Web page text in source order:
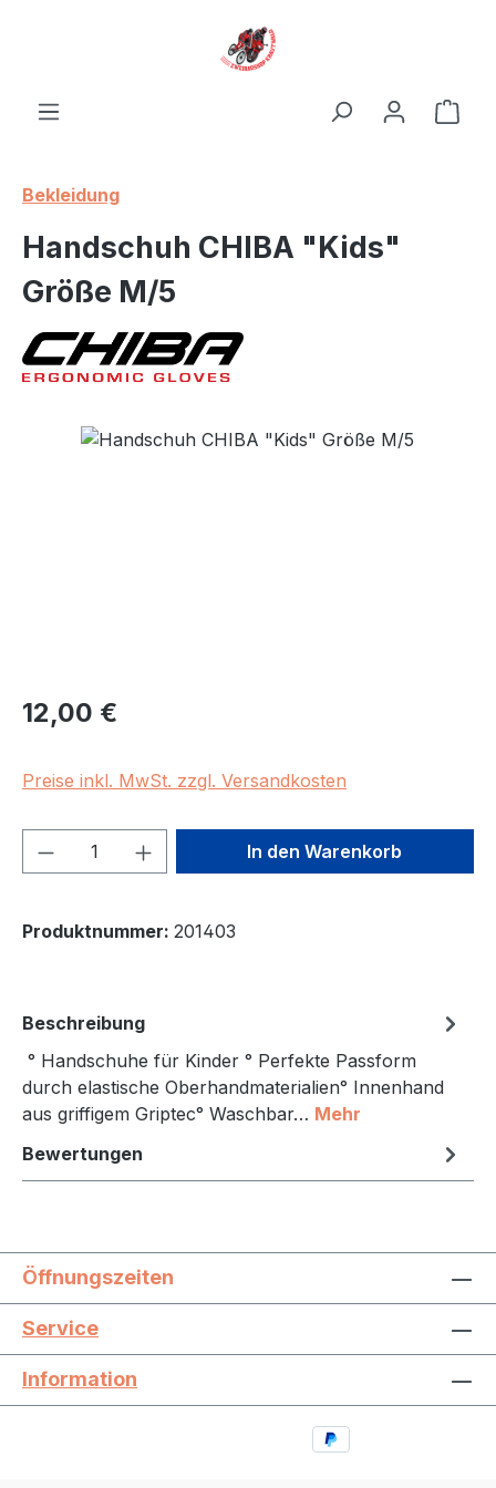
Bekleidung
Handschuh CHIBA "Kids"
Größe M/5
Bildergalerie überspringen
Regulärer Preis:
12,00 €
Preise inkl. MwSt. zzgl. Versandkosten
Produkt Anzahl: Gib denIn den Warenkorb
Produktnummer: 201403
Beschreibung
° Handschuhe für Kinder ° Perfekte Passform
durch elastische Oberhandmaterialien° Innenhand
aus griffigem Griptec° Waschbar… Mehr
Bewertungen
Öffnungszeiten
Service
Information